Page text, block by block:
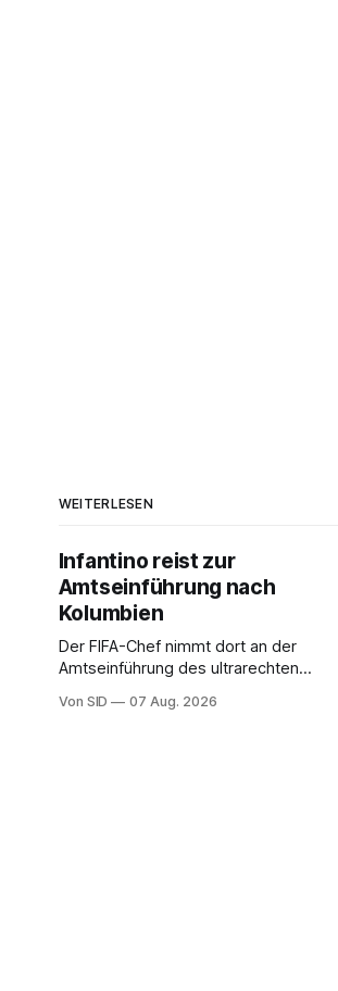
WEITERLESEN
Infantino reist zur
Amtseinführung nach
Kolumbien
Der FIFA-Chef nimmt dort an der
Amtseinführung des ultrarechten
Von SID 07 Aug. 2026